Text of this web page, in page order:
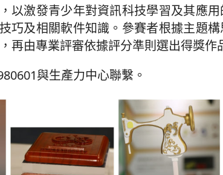
以激發青少年對資訊科技學習及其應
巧及相關軟件知識。參賽者根據主題
再由專業評審依據評分準則選出得獎作
與生產力中心聯繫。